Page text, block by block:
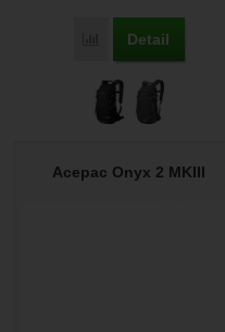
Přidat 'Acepac
Detail
Acepac Onyx 2 MKIII